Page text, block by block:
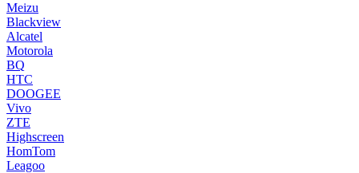
Meizu
Blackview
Alcatel
Motorola
BQ
HTC
DOOGEE
Vivo
ZTE
Highscreen
HomTom
Leagoo